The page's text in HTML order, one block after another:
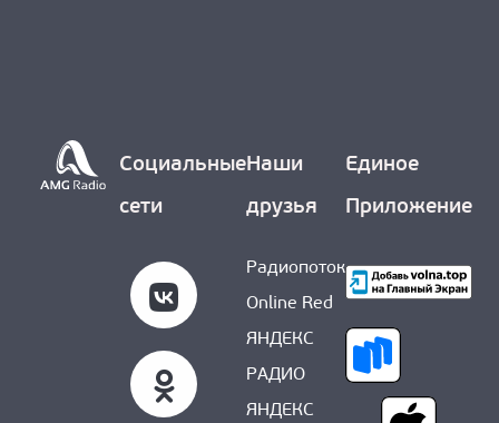
Социальные
сети
Наши
друзья
Радиопоток
Online Red
ЯНДЕКС
РАДИО
ЯНДЕКС
Единое
Приложение